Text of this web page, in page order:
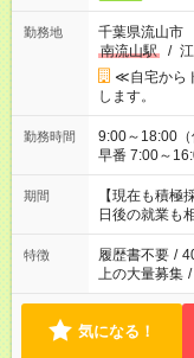
勤務地
千葉県流山市
南流山駅
/
≪自宅から
します。
勤務時間
9:00～18:00（休憩60分） ■ご希望
早番 7:00～16:00 遅番
い」 「余裕を
たくない」 など
の方へ 今ご覧
の勤務時間。
期間
【現在も積
日後の就業も
特徴 履歴書不要 /
上の大量募集 /
気になる！